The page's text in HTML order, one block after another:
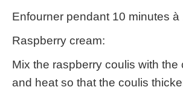
Enfourner pendant 10 minutes à
Raspberry cream:
Mix the raspberry coulis with the
and heat so that the coulis